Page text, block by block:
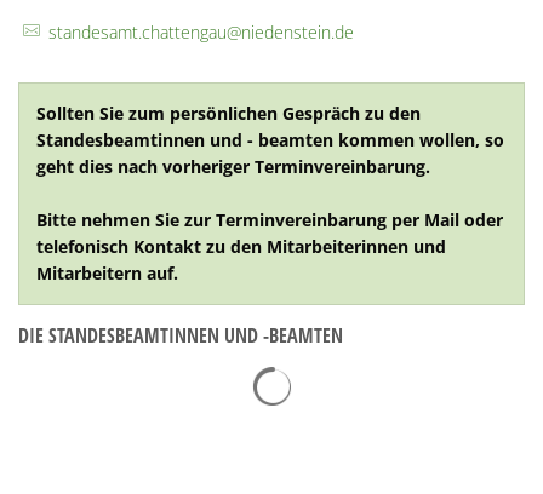
standesamt.chattengau@niedenstein.de
Sollten Sie zum persönlichen Gespräch zu den
Standesbeamtinnen und - beamten kommen wollen, so
geht dies nach vorheriger Terminvereinbarung.
Bitte nehmen Sie zur Terminvereinbarung per Mail oder
telefonisch Kontakt zu den Mitarbeiterinnen und
Mitarbeitern auf.
DIE STANDESBEAMTINNEN UND -BEAMTEN